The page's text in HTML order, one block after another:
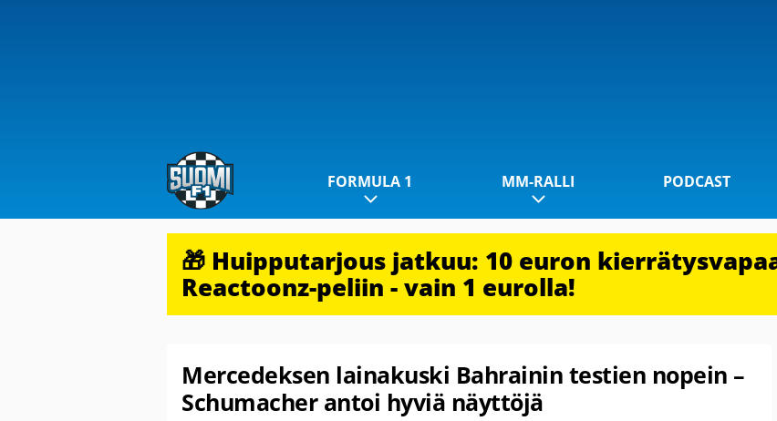
FORMULA 1 MM-RALLI PODCAST
🎁 Huipputarjous jatkuu: 10 euron
Reactoonz-peliin - vain 1 eurolla!
Mercedeksen lainakuski Bahrainin testien nopein –
Schumacher antoi hyviä näyttöjä